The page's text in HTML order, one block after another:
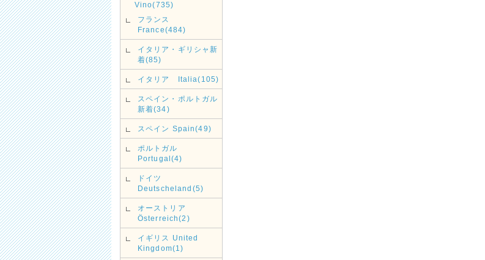
Vino(735)
フランス
France(484)
イタリア・ギリシャ新
着(85)
イタリア Italia(105)
スペイン・ポルトガル
新着(34)
スペイン Spain(49)
ポルトガル
Portugal(4)
ドイツ
Deutscheland(5)
オーストリア
Österreich(2)
イギリス United
Kingdom(1)